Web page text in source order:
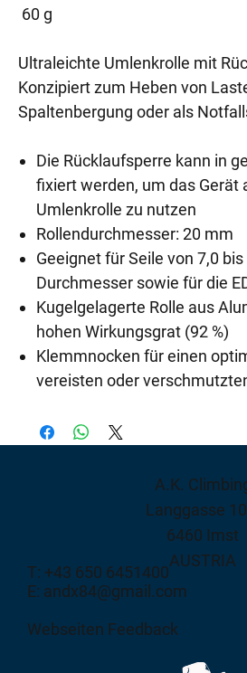
60 g
Ultraleichte Umlenkrolle mit
Konzipiert zum Heben von
Spaltenbergung oder als
Die Rücklaufsperre kann in
fixiert werden, um das Gerät
Umlenkrolle zu nutzen
Rollendurchmesser: 20 mm
Geeignet für Seile von 7,0
Durchmesser sowie für die
Kugelgelagerte Rolle aus
hohen Wirkungsgrat (92 %)
Klemmnocken für einen
vereisten oder
A.K.
Langgasse
6460 Imst
AUSTRIA
T: +43 650 6451400
E: andx84@gmail.com
Webseiten Feedback